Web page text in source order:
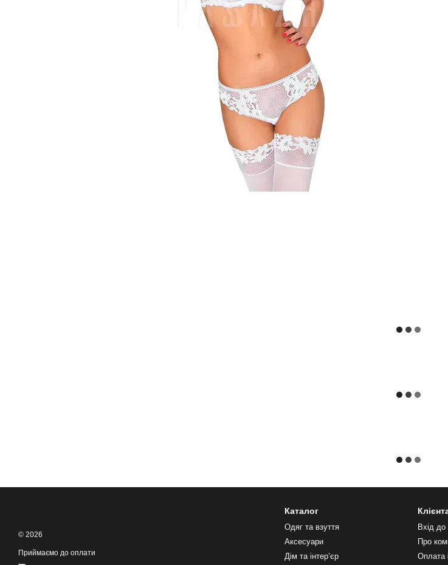
© 2026
Приймаємо до оплати
Каталог
Одяг та взуття
Аксесуари
Дім та інтерʼєр
Вхід до
Про
Оплата